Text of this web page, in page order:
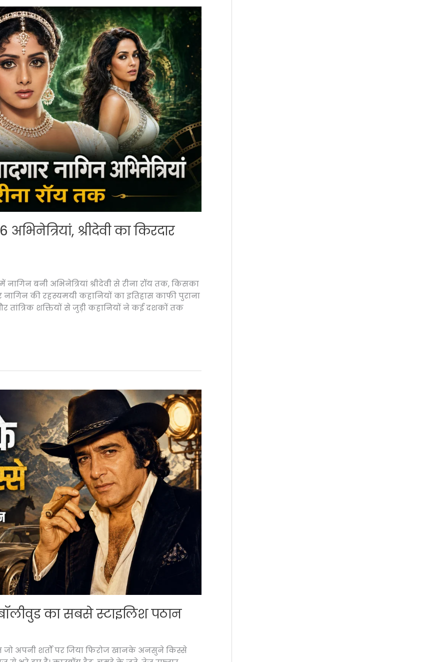
श्रीदेवी का किरदार
बनी अभिनेत्रियां श्रीदेवी से रीना रॉय तक, किसका
की रहस्यमयी कहानियों का इतिहास काफी पुराना
और तांत्रिक शक्तियों से जुड़ी कहानियों ने कई दशकों तक
का सबसे स्टाइलिश पठान
अपनी शर्तों पर जिया फिरोज खानके अनसुने किस्से